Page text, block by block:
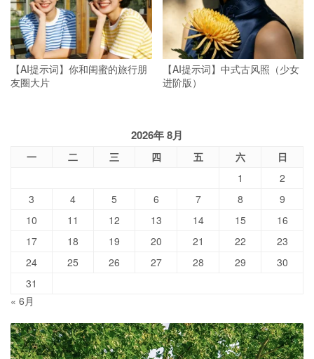
【AI提示词】你和闺蜜的旅行朋
友圈大片
【AI提示词】中式古风照（少女
进阶版）
2026年 8月
一 二 三 四 五 六
日
1
2
3
4 5 6 7 8
9
10
11 12 13 14 15
16
17
18 19 20 21 22
23
24
25 26 27 28 29
30
31
« 6月